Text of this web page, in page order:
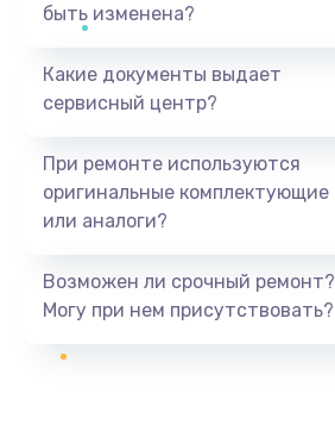
быть изменена?
Какие документы выдает
сервисный центр?
При ремонте используются
оригинальные комплектующие
или аналоги?
Возможен ли срочный ремонт?
Могу при нем присутствовать?